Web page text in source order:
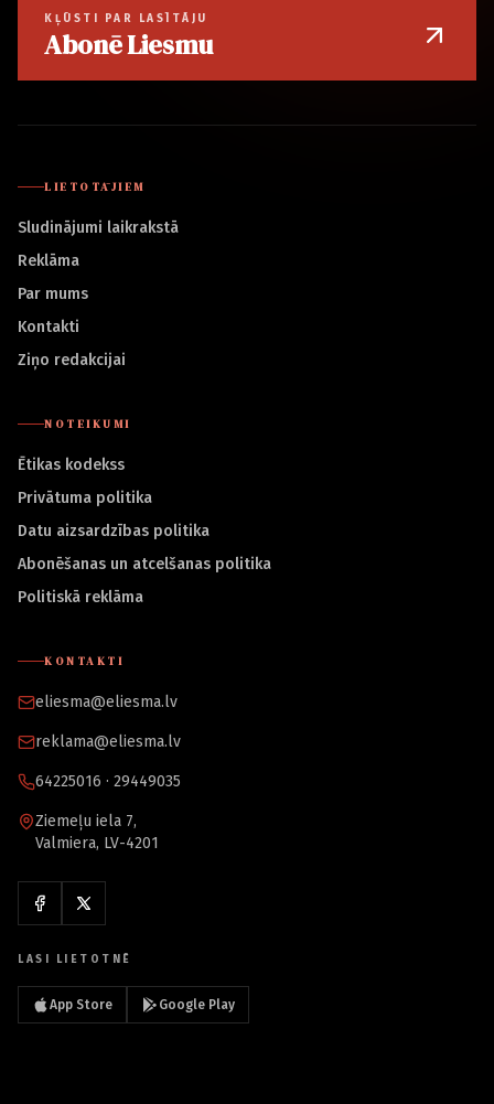
KĻŪSTI PAR LASĪTĀJU
Abonē Liesmu
LIETOTĀJIEM
Sludinājumi laikrakstā
Reklāma
Par mums
Kontakti
Ziņo redakcijai
NOTEIKUMI
Ētikas kodekss
Privātuma politika
Datu aizsardzības politika
Abonēšanas un atcelšanas politika
Politiskā reklāma
KONTAKTI
eliesma@eliesma.lv
reklama@eliesma.lv
64225016 · 29449035
Ziemeļu iela 7,
Valmiera, LV-4201
LASI LIETOTNĒ
App Store Google Play